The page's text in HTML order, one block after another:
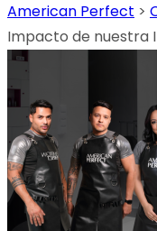
American Perfect >
Impacto de nuestra